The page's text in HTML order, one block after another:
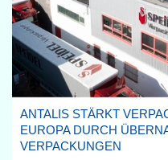
ANTALIS STÄRKT
EUROPA DURCH
VERPACKUNGEN